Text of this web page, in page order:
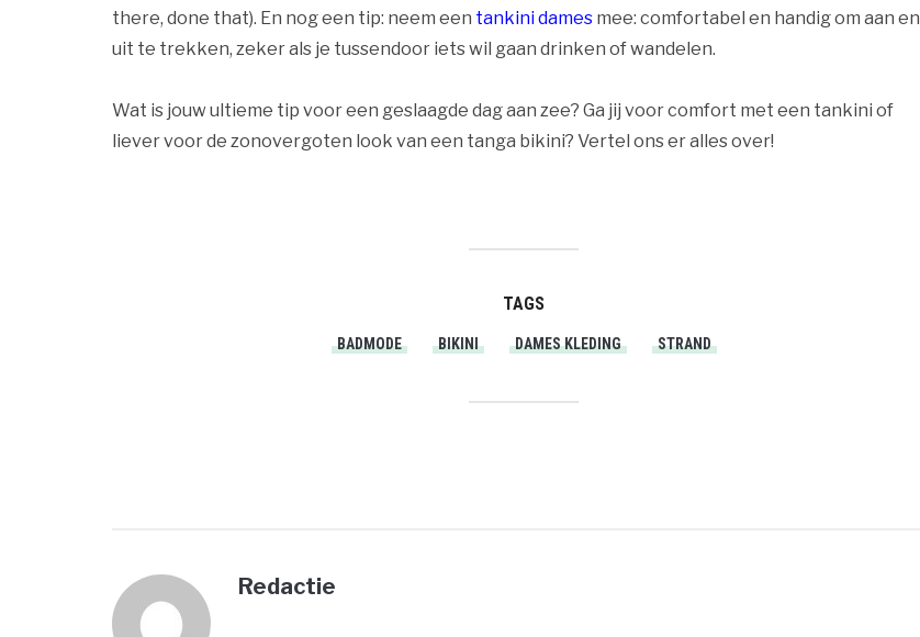
there, done that). En nog een tip: neem een tankini dames mee: comfortabel en handig om aan en
uit te trekken, zeker als je tussendoor iets wil gaan drinken of wandelen.
Wat is jouw ultieme tip voor een geslaagde dag aan zee? Ga jij voor comfort met een tankini of
liever voor de zonovergoten look van een tanga bikini? Vertel ons er alles over!
TAGS
BADMODE BIKINI DAMES KLEDING STRAND
Redactie